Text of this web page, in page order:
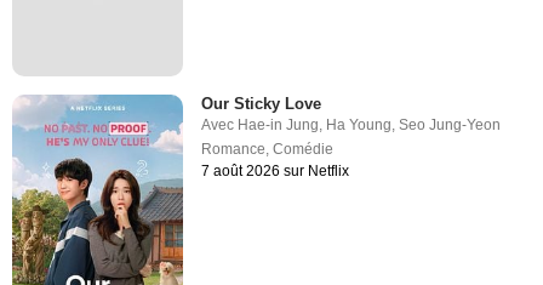
Our Sticky Love
Avec Hae-in Jung, Ha Young,Seo Jung-Yeon
Romance,Comédie
7 août 2026 sur Netflix